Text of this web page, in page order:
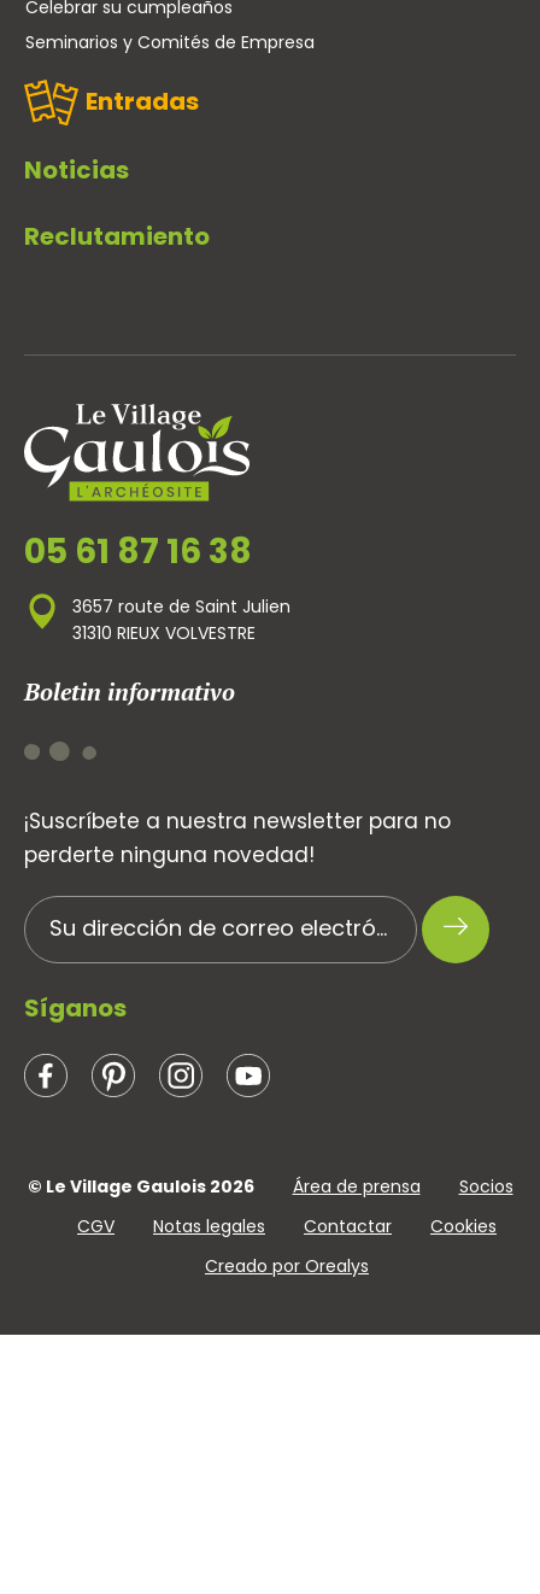
Celebrar su cumpleaños
Seminarios y Comités de Empresa
Entradas
Noticias
Reclutamiento
05 61 87 16 38
3657 route de Saint Julien
31310 RIEUX VOLVESTRE
Boletin informativo
¡Suscríbete a nuestra newsletter para no
perderte ninguna novedad!
Síganos
© Le Village Gaulois 2026 Área de prensa
Socios
CGV
Notas legales Contactar
Cookies
Creado por Orealys